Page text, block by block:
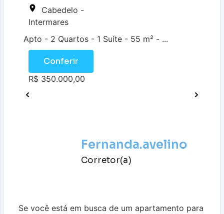
Cabedelo -
Intermares
Apto - 2 Quartos - 1 Suíte - 55 m² - ...
Conferir
R$ 350.000,00
Fernanda.avelino
Corretor(a)
Se você está em busca de um apartamento para